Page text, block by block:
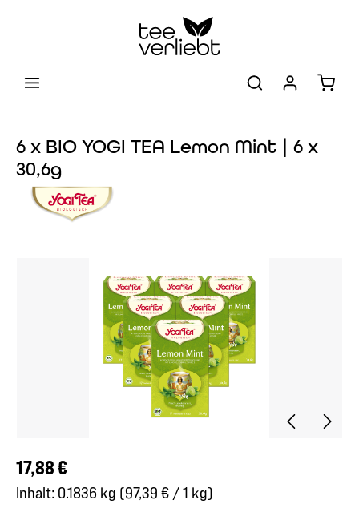
6 x BIO YOGI TEA Lemon Mint | 6 x
30,6g
Regulärer Preis:
17,88 €
Inhalt: 0.1836 kg (97,39 € / 1 kg)